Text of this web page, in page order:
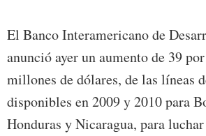
El Banco Interamericano de
anunció ayer un aumento de 39
millones de dólares, de las líneas
disponibles en 2009 y 2010 para
Honduras y Nicaragua, para